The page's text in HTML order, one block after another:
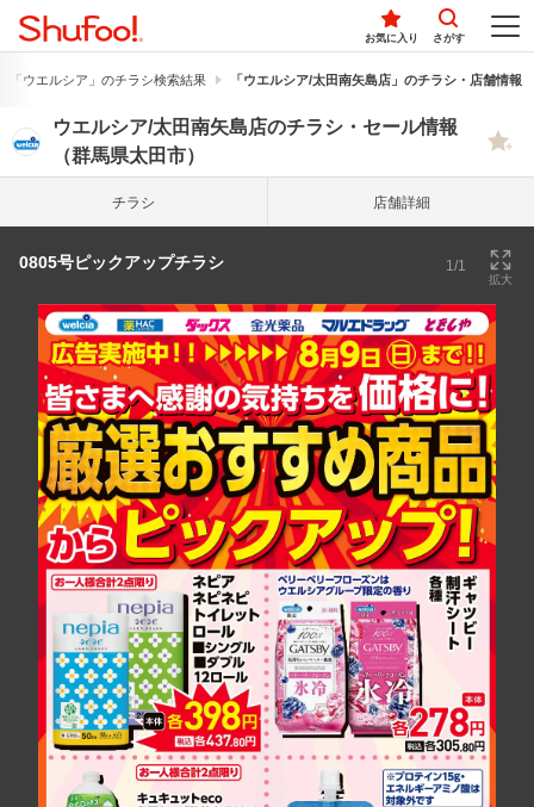
お気に入り さがす
「ウエルシア」のチラシ検索結果 「ウエルシア/太田南矢島店」のチラシ・店舗情報
ウエルシア/太田南矢島店のチラシ・セール情報
（群馬県太田市）
チラシ 店舗詳細
0805号ピックアップチラシ 1/1
拡大